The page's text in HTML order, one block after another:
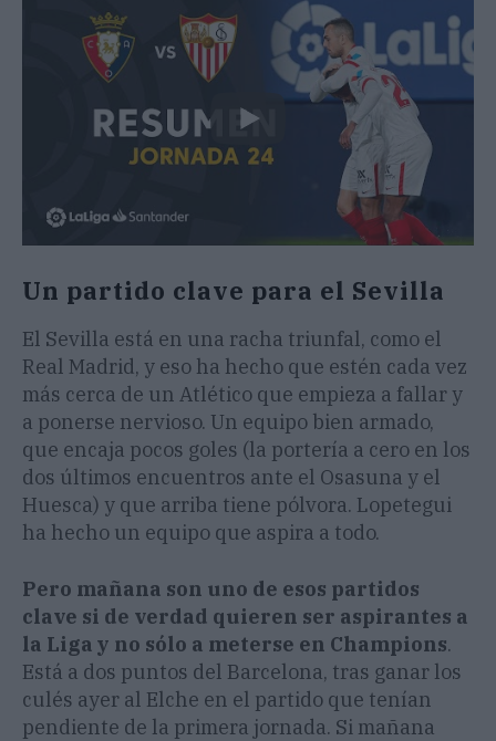
Un partido clave para el Sevilla
El Sevilla está en una racha triunfal, como el
Real Madrid, y eso ha hecho que estén cada vez
más cerca de un Atlético que empieza a fallar y
a ponerse nervioso. Un equipo bien armado,
que encaja pocos goles (la portería a cero en los
dos últimos encuentros ante el Osasuna y el
Huesca) y que arriba tiene pólvora. Lopetegui
ha hecho un equipo que aspira a todo.
Pero mañana son uno de esos partidos
clave si de verdad quieren ser aspirantes a
la Liga y no sólo a meterse en Champions.
Está a dos puntos del Barcelona, tras ganar los
culés ayer al Elche en el partido que tenían
pendiente de la primera jornada. Si mañana